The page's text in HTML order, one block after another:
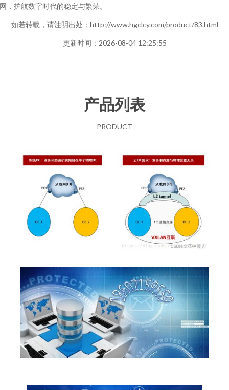
，护航数字时代的稳定与繁荣。
如若转载，请注明出处：http://www.hgclcy.com/product/83.html
更新时间：2026-08-04 12:25:55
产品列表
PRODUCT